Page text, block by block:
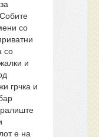
со
со
и
грчка и
е на